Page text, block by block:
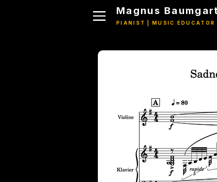
Magnus
PIANIST | MUSIC EDUCATOR